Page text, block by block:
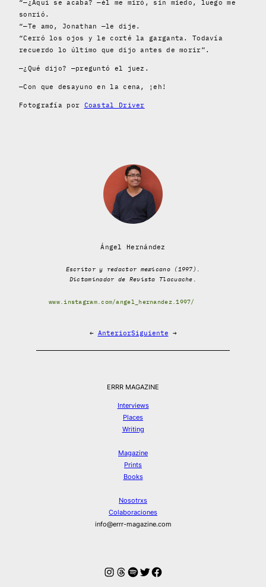
“—¿Aquí se acaba? —él me miró, sin miedo, luego me
sonrió.
“—Te amo, Jonathan —le dije.
“Cerró los ojos y le corté la garganta. Todavía
recuerdo lo último que dijo antes de morir”.
—¿Qué dijo? —preguntó el juez.
—Con que desayuno en la cena, ¡eh!
Fotografía por Coastal Driver
Ángel Hernández
Escritor y redactor mexicano (1997).
Dictaminador de Revista Tlacuache.
www.instagram.com/angel_hernandez.1997/
← AnteriorSiguiente →
ERRR MAGAZINE
Interviews
Places
Writing
Magazine
Prints
Books
Nosotrxs
Colaboraciones
info@errr-magazine.com
Instagram
Hilos
Spotify
Twitter
Facebook